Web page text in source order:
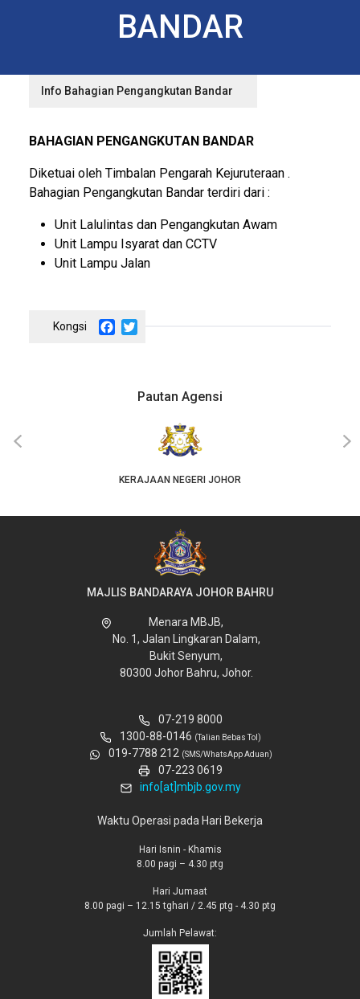
BANDAR
Info Bahagian Pengangkutan Bandar
BAHAGIAN PENGANGKUTAN BANDAR
Diketuai oleh Timbalan Pengarah Kejuruteraan .
Bahagian Pengangkutan Bandar terdiri dari :
Unit Lalulintas dan Pengangkutan Awam
Unit Lampu Isyarat dan CCTV
Unit Lampu Jalan
Facebook
Pautan Agensi
KERAJAAN NEGERI JOHOR
‹ ›
MAJLIS BANDARAYA JOHOR BAHRU
Menara MBJB,
No. 1, Jalan Lingkaran Dalam,
Bukit Senyum,
80300 Johor Bahru, Johor.
07-219 8000
1300-88-0146 (Talian Bebas Tol)
019-7788 212 (SMS/WhatsApp Aduan)
07-223 0619
info[at]mbjb.gov.my
Waktu Operasi pada Hari Bekerja
Hari Isnin - Khamis
8.00 pagi – 4.30 ptg
Hari Jumaat
8.00 pagi – 12.15 tghari / 2.45 ptg - 4.30 ptg
Jumlah Pelawat: